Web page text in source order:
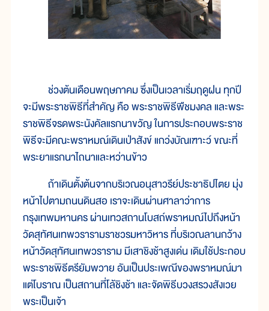
ช่วงต้นเดือนพฤษภาคม ซึ่งเป็นเวลาเริ่มฤดูฝน ทุกปี
จะมีพระราชพิธีที่สำคัญ คือ พระราชพิธีพืชมงคล และพระ
ราชพิธีจรดพระนังคัลแรกนาขวัญ ในการประกอบพระราช
พิธีจะมีคณะพราหมณ์เดินเป่าสังข์ แกว่งบัณเฑาะว์ ขณะที่
พระยาแรกนาไถนาและหว่านข้าว
ถ้าเดินตั้งต้นจากบริเวณอนุสาวรีย์ประชาธิปไตย มุ่ง
หน้าไปตามถนนดินสอ เราจะเดินผ่านศาลาว่าการ
กรุงเทพมหานคร ผ่านเทวสถานโบสถ์พราหมณ์ไปถึงหน้า
วัดสุทัศนเทพวรารามราชวรมหาวิหาร ที่บริเวณลานกว้าง
หน้าวัดสุทัศนเทพวราราม มีเสาชิงช้าสูงเด่น เดิมใช้ประกอบ
พระราชพิธีตรียัมพวาย อันเป็นประเพณีของพราหมณ์มา
แต่โบราณ เป็นสถานที่โล้ชิงช้า และจัดพิธีบวงสรวงสังเวย
พระเป็นเจ้า